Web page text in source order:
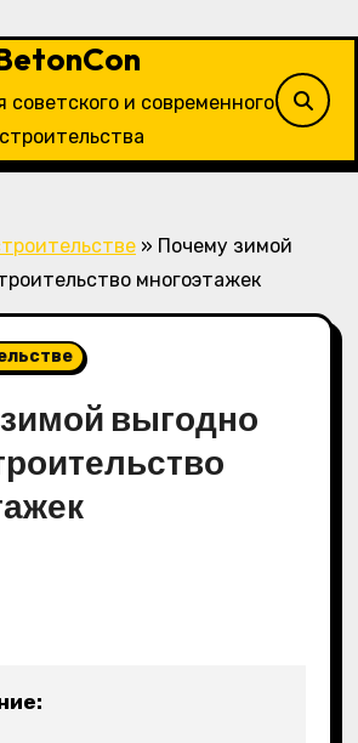
советского и современного
строительства
» Почему зимой
многоэтажек
выгодно